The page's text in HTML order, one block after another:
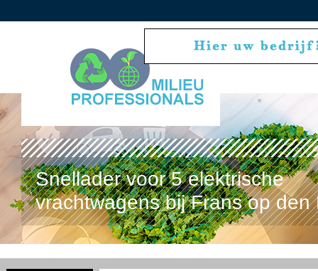
Snellader voor 5 elektrische
vrachtwagens bij Frans op den